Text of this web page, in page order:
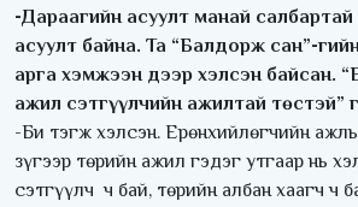
-Дараагийн асуулт манай
асуулт байна. Та “Балдорж сан”-
арга хэмжээн дээр хэлсэн байсан.
ажил сэтгүүлчийн ажилтай төстэй”
-Би тэгж хэлсэн. Ерөнхийлөгчийн
зүгээр төрийн ажил гэдэг утгаар нь
сэтгүүлч ч бай, төрийн албан хаагч ч